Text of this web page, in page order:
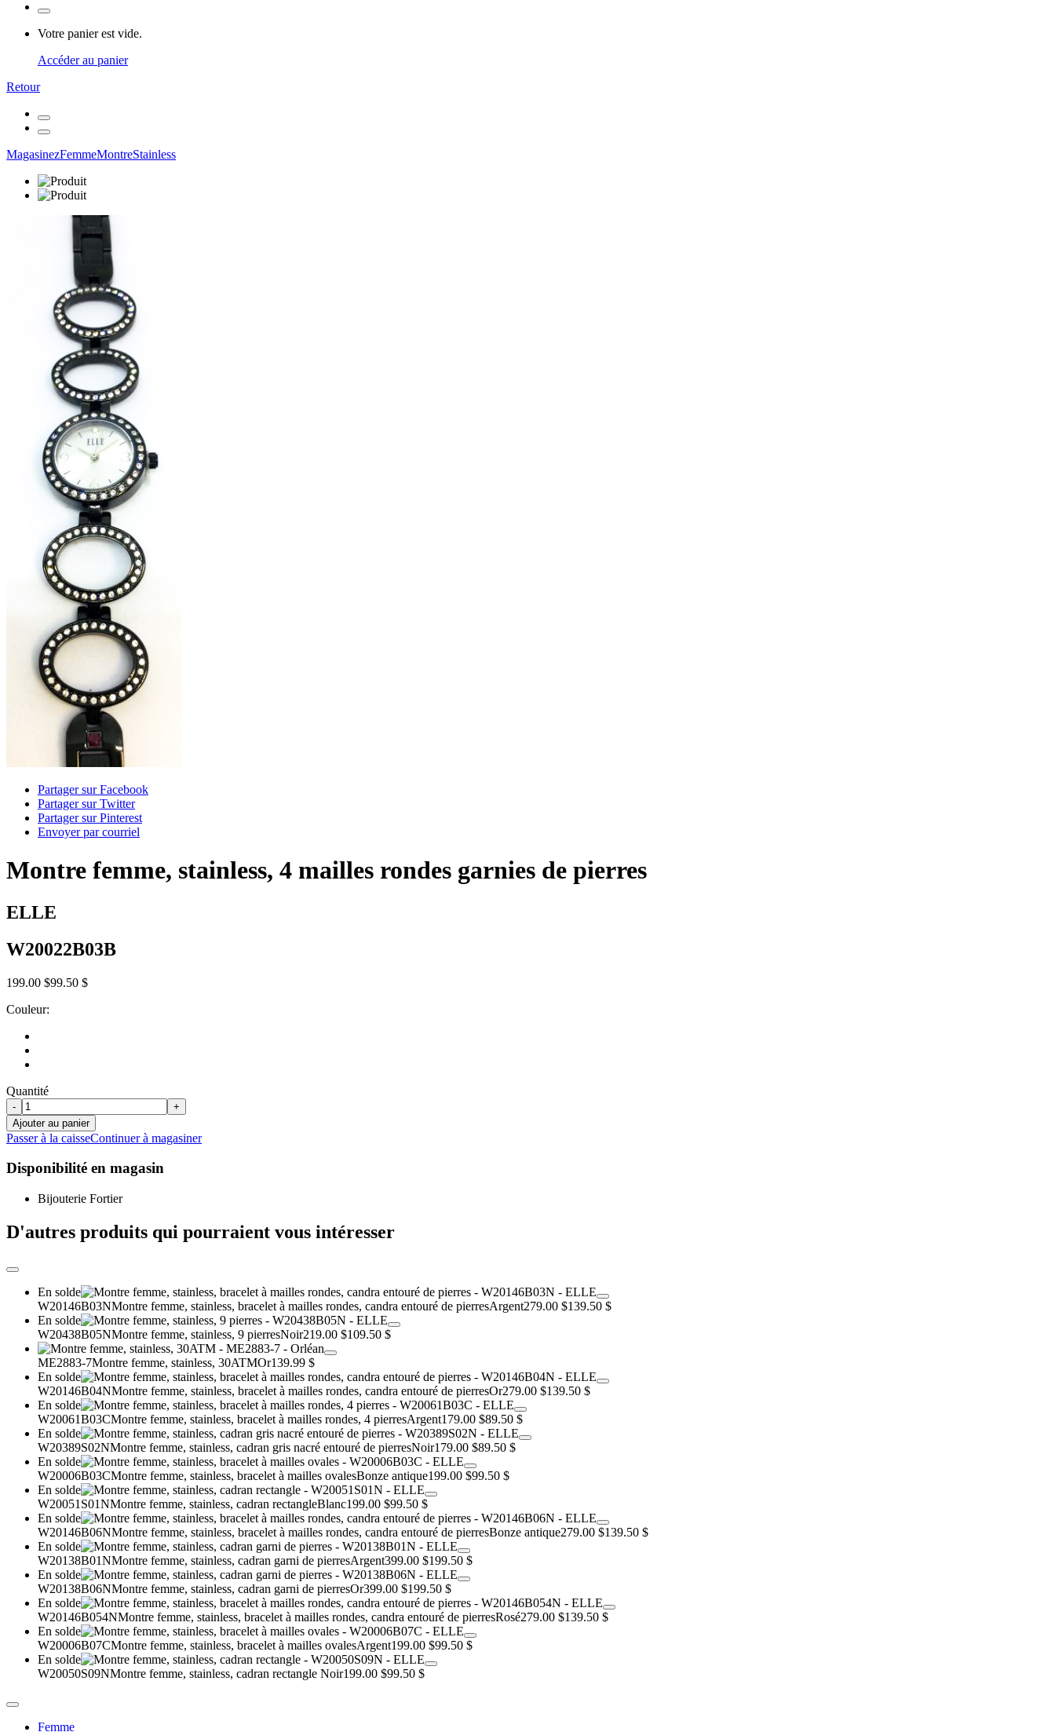
Votre panier est vide.
Accéder au panier
Retour
MagasinezFemmeMontreStainless
Partager sur Facebook
Partager sur Twitter
Partager sur Pinterest
Envoyer par courriel
Montre femme, stainless, 4 mailles rondes garnies de pierres
ELLE
W20022B03B
199.00 $99.50 $
Couleur:
Quantité
-
+
Ajouter au panier
Passer à la caisseContinuer à magasiner
Disponibilité en magasin
Bijouterie Fortier
D'autres produits qui pourraient vous intéresser
En solde
W20146B03NMontre femme, stainless, bracelet à mailles rondes, candra entouré de pierresArgent279.00 $139.50 $
En solde
W20438B05NMontre femme, stainless, 9 pierresNoir219.00 $109.50 $
ME2883-7Montre femme, stainless, 30ATMOr139.99 $
En solde
W20146B04NMontre femme, stainless, bracelet à mailles rondes, candra entouré de pierresOr279.00 $139.50 $
En solde
W20061B03CMontre femme, stainless, bracelet à mailles rondes, 4 pierresArgent179.00 $89.50 $
En solde
W20389S02NMontre femme, stainless, cadran gris nacré entouré de pierresNoir179.00 $89.50 $
En solde
W20006B03CMontre femme, stainless, bracelet à mailles ovalesBonze antique199.00 $99.50 $
En solde
W20051S01NMontre femme, stainless, cadran rectangleBlanc199.00 $99.50 $
En solde
W20146B06NMontre femme, stainless, bracelet à mailles rondes, candra entouré de pierresBonze antique279.00 $139.50 $
En solde
W20138B01NMontre femme, stainless, cadran garni de pierresArgent399.00 $199.50 $
En solde
W20138B06NMontre femme, stainless, cadran garni de pierresOr399.00 $199.50 $
En solde
W20146B054NMontre femme, stainless, bracelet à mailles rondes, candra entouré de pierresRosé279.00 $139.50 $
En solde
W20006B07CMontre femme, stainless, bracelet à mailles ovalesArgent199.00 $99.50 $
En solde
W20050S09NMontre femme, stainless, cadran rectangle Noir199.00 $99.50 $
Femme